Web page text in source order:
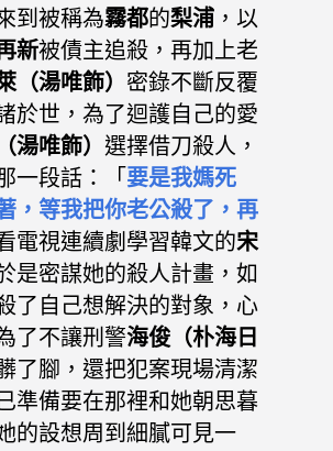
到被稱為霧都的梨浦 ，以
新被債主追殺，再加上老
（湯唯飾） 密錄不斷反覆
於世，為了迴護自己的愛
湯唯飾） 選擇借刀殺人，
一段話：「 要是我媽死
，等我把你老公殺了，再
電視連續劇學習韓文的宋
是密謀她的殺人計畫，如
了自己想解決的對象，心
了不讓刑警海俊（朴海日
了腳，還把犯案現場清潔
準備要在那裡和她朝思暮
的設想周到細膩可見一